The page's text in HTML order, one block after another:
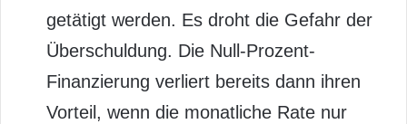
getätigt werden. Es droht die Gefahr der
Überschuldung. Die Null-Prozent-
Finanzierung verliert bereits dann ihren
Vorteil, wenn die monatliche Rate nur